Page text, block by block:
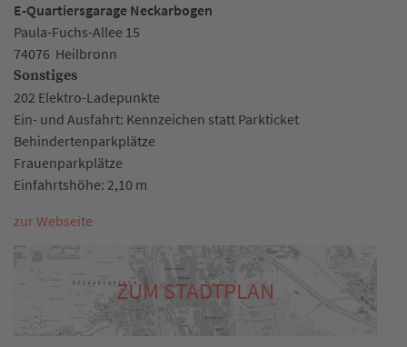
E-Quartiersgarage Neckarbogen
Paula-Fuchs-Allee 15
74076 Heilbronn
Sonstiges
202 Elektro-Ladepunkte
Ein- und Ausfahrt: Kennzeichen statt Parkticket
Behindertenparkplätze
Frauenparkplätze
Einfahrtshöhe: 2,10 m
zur Webseite
ZUM STADTPLAN